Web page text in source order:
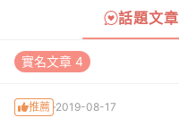
話題文章
實名文章 4
推薦 2019-08-17